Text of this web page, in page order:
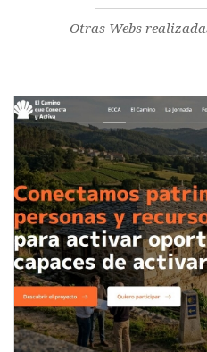
Otras Webs